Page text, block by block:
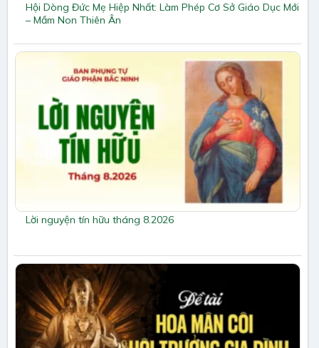
Hội Dòng Đức Mẹ Hiệp Nhất: Làm Phép Cơ Sở Giáo Dục Mới
– Mầm Non Thiên Ân
Lời nguyện tín hữu tháng 8.2026